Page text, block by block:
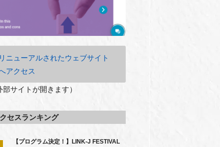
ニューアルされたウェブサイト
アクセス
部サイトが開きます）
セスランキング
【プログラム決定！】LINK-J FESTIVAL